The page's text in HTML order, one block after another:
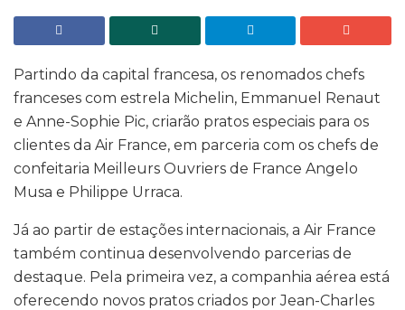
Partindo da capital francesa, os renomados chefs
franceses com estrela Michelin, Emmanuel Renaut
e Anne-Sophie Pic, criarão pratos especiais para os
clientes da Air France, em parceria com os chefs de
confeitaria Meilleurs Ouvriers de France Angelo
Musa e Philippe Urraca.
Já ao partir de estações internacionais, a Air France
também continua desenvolvendo parcerias de
destaque. Pela primeira vez, a companhia aérea está
oferecendo novos pratos criados por Jean-Charles